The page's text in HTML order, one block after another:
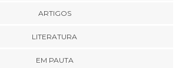
ARTIGOS
LITERATURA
EM PAUTA